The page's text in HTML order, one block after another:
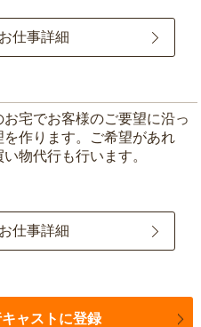
仕事詳細
お宅でお客様のご要望に沿っ
を作ります。ご希望があれ
物代行も行います。
仕事詳細
ャストに登録